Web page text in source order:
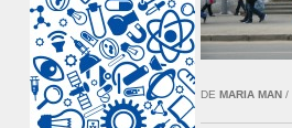
DE MARIA MAN /